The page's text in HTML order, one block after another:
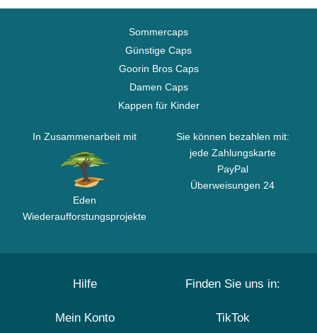
Sommercaps
Günstige Caps
Goorin Bros Caps
Damen Caps
Kappen für Kinder
In Zusammenarbeit mit
Eden
Wiederaufforstungsprojekte
Sie können bezahlen mit:
jede Zahlungskarte
PayPal
Überweisungen 24
Hilfe
Mein Konto
Finden Sie uns in:
TikTok